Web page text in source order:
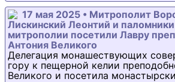
17 мая 2025 • Митрополит
Лискинский Леонтий и
митрополии посетили Лавру
Антония Великого
Делегация монашествующих
гору к пещерной келии
Великого и посетила